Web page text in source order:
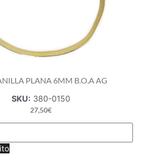
PLANA 6MM B.O.A AG
SKU: 380-0150
27,50€